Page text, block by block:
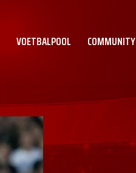
VOETBALPOOL COMMUNITY